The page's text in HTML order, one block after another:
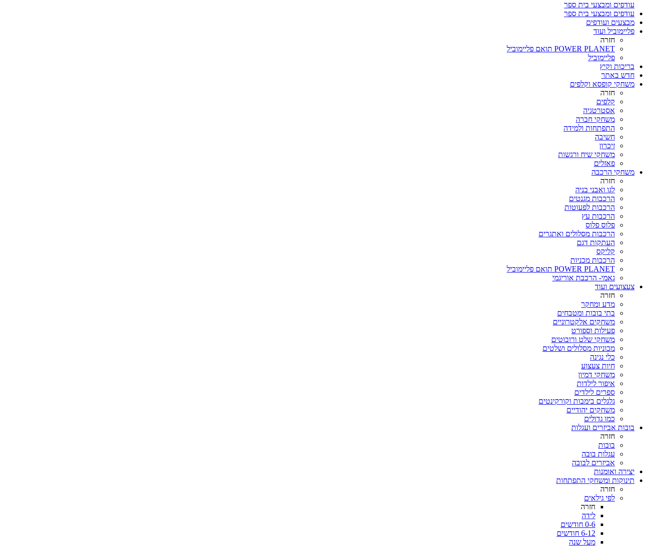
עודפים ומבצעי בית ספר
עודפים ומבצעי בית ספר
מבצעים ועודפים
פליימוביל ועוד
חזרה
POWER PLANET תואם פליימוביל
פליימוביל
בריכות וקיץ
חדש באתר
משחקי קופסא וקלפים
חזרה
קלפים
אסטרטגיה
משחקי חברה
התפתחות ולמידה
חשיבה
זיכרון
משחקי שיח ורגשות
פאזלים
משחקי הרכבה
חזרה
לגו ואבני בניה
הרכבות מגנטים
הרכבות לפעוטות
הרכבות עץ
פלוס פלוס
הרכבות מסלולים ואתגרים
העתקות דגם
קליקס
הרכבות מכניות
POWER PLANET תואם פליימוביל
גאמי- הרכבת אוריגמי
צעצועים ועוד
חזרה
מדע ומחקר
בתי בובות ומטבחים
משחקים אלקטרוניים
פעילות וספורט
משחקי שלט ורובוטים
מכוניות מסלולים ושלטים
כלי נגינה
חיות צעצוע
משחקי דמיון
איפור לילדות
ספרים לילדים
גלגלים בימבות וקורקינטים
משחקים יהודיים
כמו גדולים
בובות אביזרים ועגלות
חזרה
בובות
עגלות בובה
אביזרים לבובה
יצירה ואומנות
תינוקות ומשחקי התפתחות
חזרה
לפי גילאים
חזרה
לידה
0-6 חודשים
6-12 חודשים
מעל שנה